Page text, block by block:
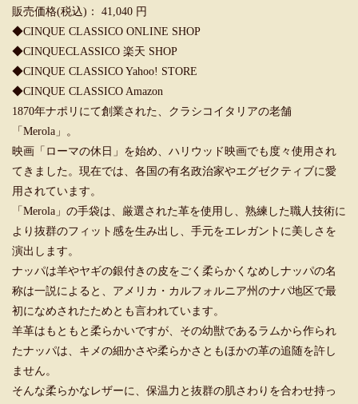
販売価格(税込)： 41,040 円
◆CINQUE CLASSICO ONLINE SHOP
◆CINQUECLASSICO 楽天 SHOP
◆CINQUE CLASSICO Yahoo! STORE
◆CINQUE CLASSICO Amazon
1870年ナポリにて創業された、クラシコイタリアの老舗
「Merola」。
映画「ローマの休日」を始め、ハリウッド映画でも度々使用され
てきました。現在では、各国の有名政治家やエグゼクティブに愛
用されています。
「Merola」の手袋は、厳選された革を使用し、熟練した職人技術に
より抜群のフィット感を生み出し、手元をエレガントに美しさを
演出します。
ナッパは羊やヤギの銀付きの皮をごく柔らかくなめしナッパの名
称は一説によると、アメリカ・カルフォルニア州のナパ地区で最
初になめされたためとも言われています。
羊革はもともと柔らかいですが、その幼獣であるラムから作られ
たナッパは、キメの細かさや柔らかさともほかの革の追随を許し
ません。
そんな柔らかなレザーに、保温力と抜群の肌さわりを合わせ持っ